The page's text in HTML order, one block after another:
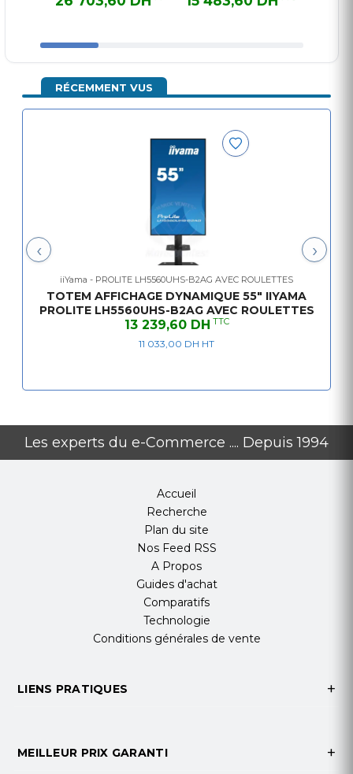
dynamique 86
FONCTIONNEMENT
RÉCEMMENT VUS
‹ ›
iiYama - PROLITE LH5560UHS-B2AG AVEC ROULETTES
TOTEM AFFICHAGE DYNAMIQUE 55" IIYAMA
PROLITE LH5560UHS-B2AG AVEC ROULETTES
13 239,60 DH TTC
11 033,00 DH HT
Les experts du e-Commerce .... Depuis 1994
Accueil
Recherche
Plan du site
Nos Feed RSS
A Propos
Guides d'achat
Comparatifs
Technologie
Conditions générales de vente
LIENS PRATIQUES
MEILLEUR PRIX GARANTI